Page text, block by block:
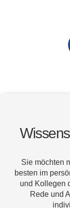
Sie möchten
besten im
und Kollegen
Rede und